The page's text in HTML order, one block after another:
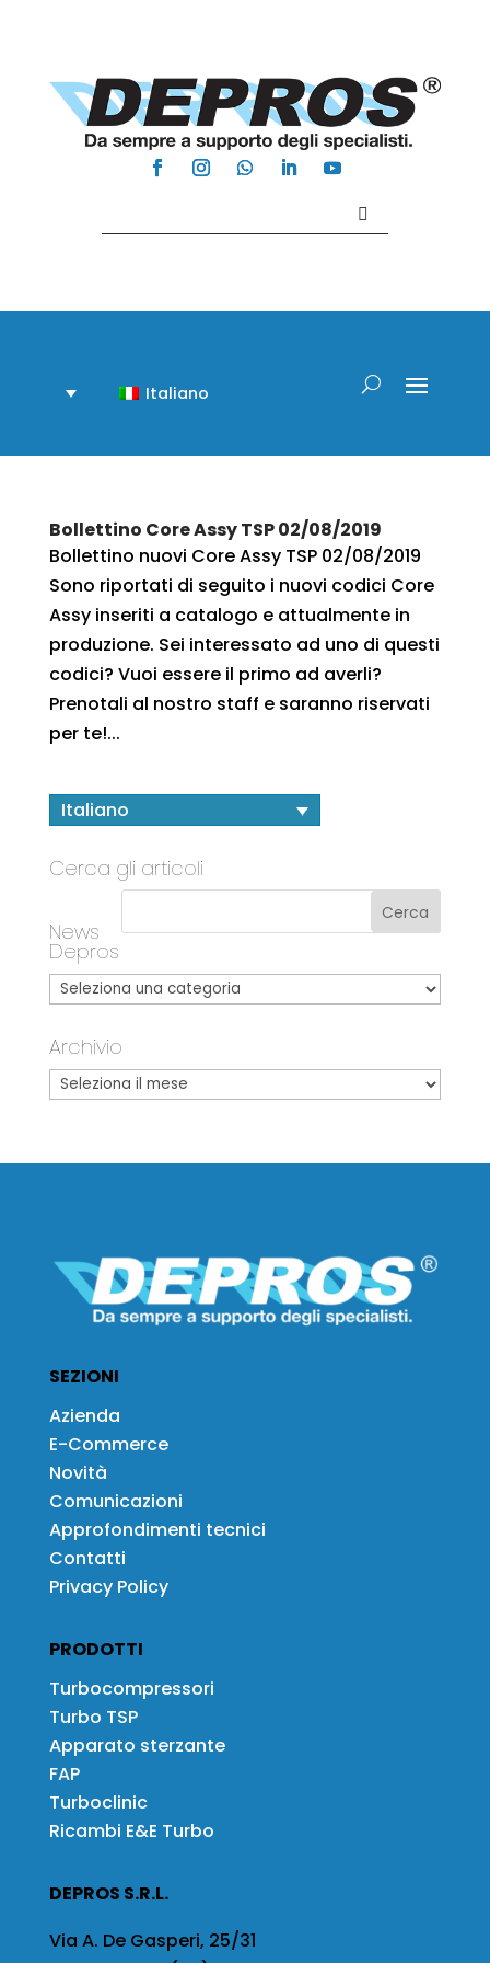
Italiano
Bollettino Core Assy TSP 02/08/2019
Bollettino nuovi Core Assy TSP 02/08/2019
Sono riportati di seguito i nuovi codici Core
Assy inseriti a catalogo e attualmente in
produzione. Sei interessato ad uno di questi
codici? Vuoi essere il primo ad averli?
Prenotali al nostro staff e saranno riservati
per te!...
Italiano
Cerca gli articoli
News
Depros
Archivio
SEZIONI
Azienda
E-Commerce
Novità
Comunicazioni
Approfondimenti tecnici
Contatti
Privacy Policy
PRODOTTI
Turbocompressori
Turbo TSP
Apparato sterzante
FAP
Turboclinic
Ricambi E&E Turbo
DEPROS S.R.L.
Via A. De Gasperi, 25/31